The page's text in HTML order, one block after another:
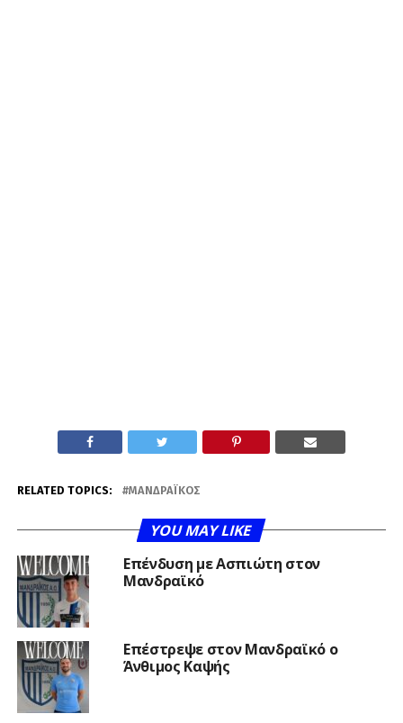
RELATED TOPICS: ΜΑΝΔΡΑΪΚΌΣ
YOU MAY LIKE
Επένδυση με Ασπιώτη στον
Μανδραϊκό
Επέστρεψε στον Μανδραϊκό ο
Άνθιμος Καψής